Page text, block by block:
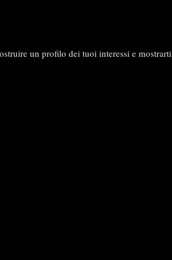
un profilo dei tuoi interessi e